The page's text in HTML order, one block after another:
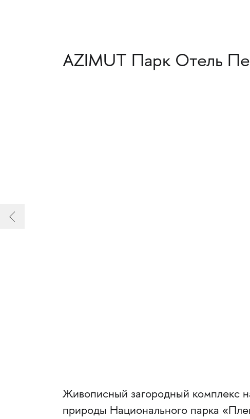
AZIMUT Парк Отель
Живописный загородный комплекс
природы Национального парка